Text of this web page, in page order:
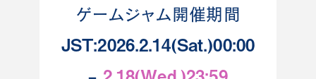
ゲームジャム開催期間
JST:2026.2.14(Sat.)00:00